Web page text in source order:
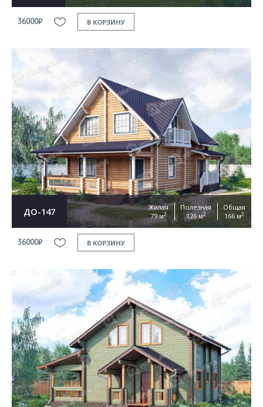
36000₽ В КОРЗИНУ
ДО-147
Жилая
79 м2
Полезная
126 м2
Общая
166 м2
36000₽ В КОРЗИНУ